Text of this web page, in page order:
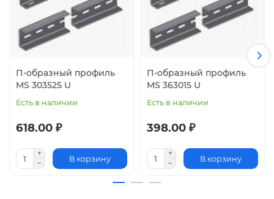
П-образный профиль
MS 303525 U
Есть в наличии
618.00 ₽
В корзину
П-образный профиль
MS 363015 U
Есть в наличии
398.00 ₽
В корзину